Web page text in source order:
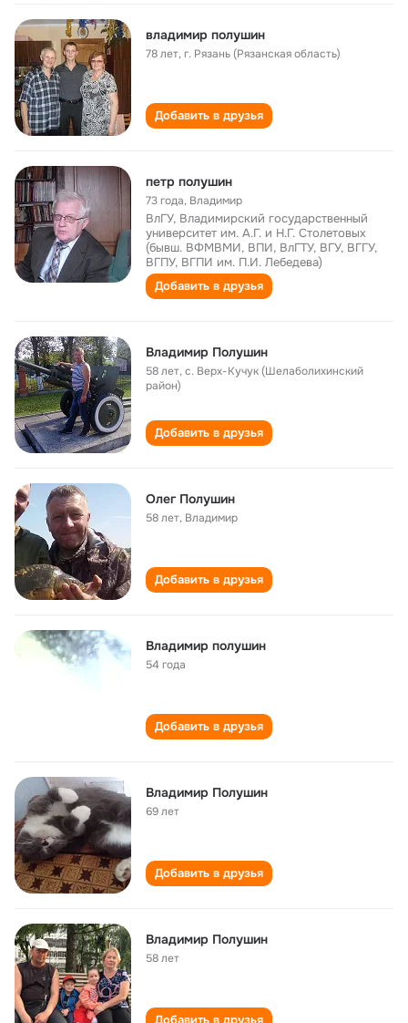
владимир полушин
78 лет,г. Рязань (Рязанская область)
Добавить в друзья
петр полушин
73 года, Владимир
ВлГУ, Владимирский государственный
университет им. А.Г. и Н.Г. Столетовых
(бывш. ВФМВМИ, ВПИ, ВлГТУ, ВГУ, ВГГУ,
ВГПУ, ВГПИ им. П.И. Лебедева)
Добавить в друзья
Владимир Полушин
58 лет,с. Верх-Кучук (Шелаболихинский
район)
Добавить в друзья
Олег Полушин
58 лет, Владимир
Добавить в друзья
Владимир полушин
54 года
Добавить в друзья
Владимир Полушин
69 лет
Добавить в друзья
Владимир Полушин
58 лет
Добавить в друзья